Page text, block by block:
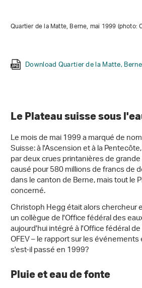
Quartier de la Matte, Berne, mai 1999 (photo:
Download Quartier de la Matte, Berne
Download Quartier de Gwatt, Thoune
Download Utoquai à Zurich(jpg, 2
Kappelbrücke
Download La Reuss à Lucerne(jpg,
Le Plateau suisse sous
Le mois de mai 1999 a marqué de
Suisse: à l'Ascension et à la
par deux crues printanières de
causé pour 580 millions de francs de
dans le canton de Berne, mais tout le
concerné.
Christoph Hegg était alors chercheur
un collègue de l'Office fédéral des
aujourd'hui intégré à l'Office fédéral
OFEV – le rapport sur les événements
s'est-il passé en 1999?
Pluie et eau de fonte